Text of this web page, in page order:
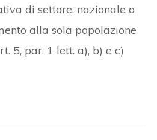
di settore, nazionale o
alla sola popolazione
5, par. 1 lett. a), b) e c)